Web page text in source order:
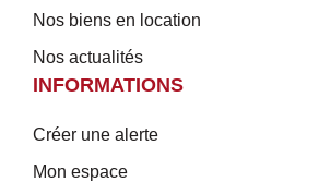
Nos biens en location
Nos actualités
INFORMATIONS
Créer une alerte
Mon espace